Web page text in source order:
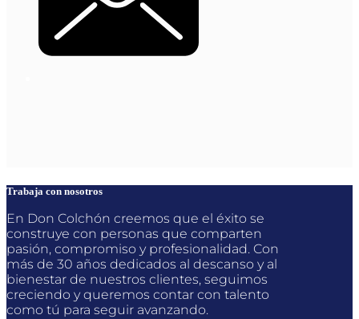
Trabaja con nosotros
En Don Colchón creemos que el éxito se
construye con personas que comparten
pasión, compromiso y profesionalidad. Con
más de 30 años dedicados al descanso y al
bienestar de nuestros clientes, seguimos
creciendo y queremos contar con talento
como tú para seguir avanzando.